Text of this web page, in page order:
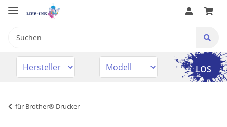
LOS
für Brother® Drucker